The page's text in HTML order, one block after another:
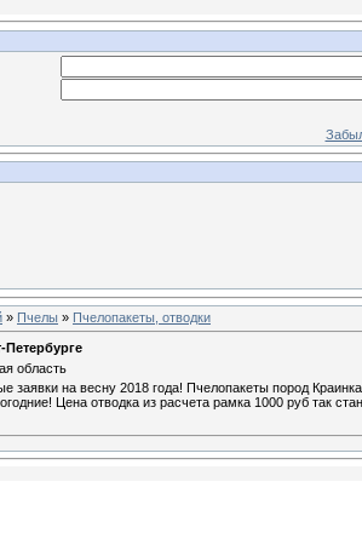
» Пчелы » Пчелопакеты, отводки
область
заявки на весну 2018 года! Пчелопакеты пород
Цена отводка из расчета рамка 1000 руб так